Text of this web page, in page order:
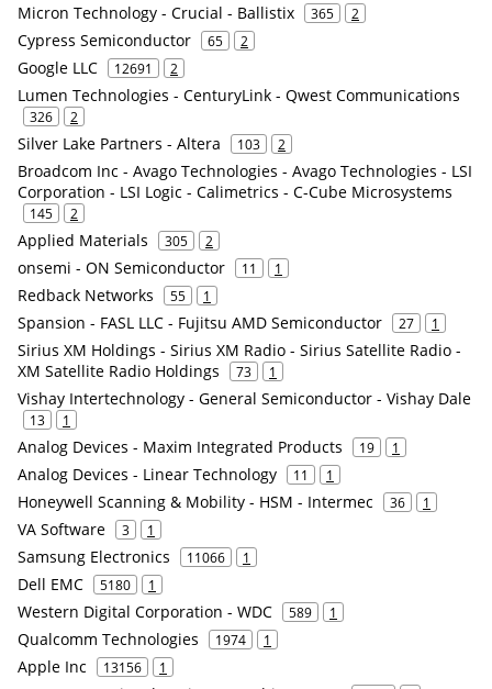
Micron Technology - Crucial - Ballistix 365 2
Cypress Semiconductor 65 2
Google LLC 12691 2
Lumen Technologies - CenturyLink - Qwest Communications
326 2
Silver Lake Partners - Altera 103 2
Broadcom Inc - Avago Technologies - Avago Technologies - LSI
Corporation - LSI Logic - Calimetrics - C-Cube Microsystems
145 2
Applied Materials 305 2
onsemi - ON Semiconductor 11 1
Redback Networks 55 1
Spansion - FASL LLC - Fujitsu AMD Semiconductor 27 1
Sirius XM Holdings - Sirius XM Radio - Sirius Satellite Radio -
XM Satellite Radio Holdings
73 1
Vishay Intertechnology - General Semiconductor - Vishay Dale
13 1
Analog Devices - Maxim Integrated Products 19 1
Analog Devices - Linear Technology 11 1
Honeywell Scanning & Mobility - HSM - Intermec 36 1
VA Software 3 1
Samsung Electronics 11066 1
Dell EMC 5180 1
Western Digital Corporation - WDC 589 1
Qualcomm Technologies 1974 1
Apple Inc 13156 1